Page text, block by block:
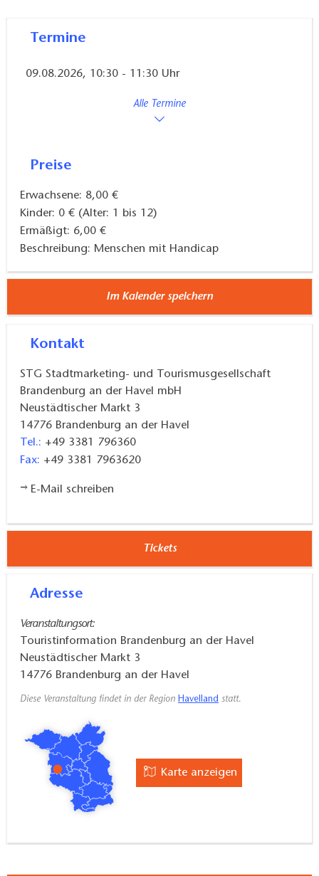
Termine
09.08.2026, 10:30 - 11:30 Uhr
Alle Termine
Preise
Erwachsene: 8,00 €
Kinder: 0 € (Alter: 1 bis 12)
Ermäßigt: 6,00 €
Beschreibung: Menschen mit Handicap
Im Kalender speichern
Kontakt
STG Stadtmarketing- und Tourismusgesellschaft
Brandenburg an der Havel mbH
Neustädtischer Markt 3
14776 Brandenburg an der Havel
Tel.: +49 3381 796360
Fax: +49 3381 7963620
E-Mail schreiben
Tickets
Adresse
Veranstaltungsort:
Touristinformation Brandenburg an der Havel
Neustädtischer Markt 3
14776 Brandenburg an der Havel
Diese Veranstaltung findet in der Region Havelland statt.
Karte anzeigen